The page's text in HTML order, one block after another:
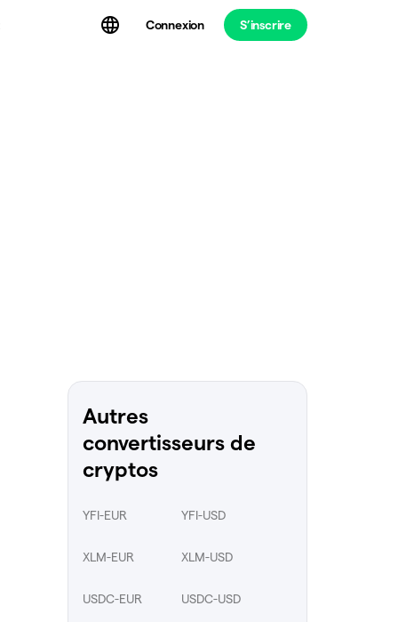
Connexion S’inscrire
Autres
convertisseurs de
cryptos
YFI-EUR YFI-USD
XLM-EUR XLM-USD
USDC-EUR USDC-USD